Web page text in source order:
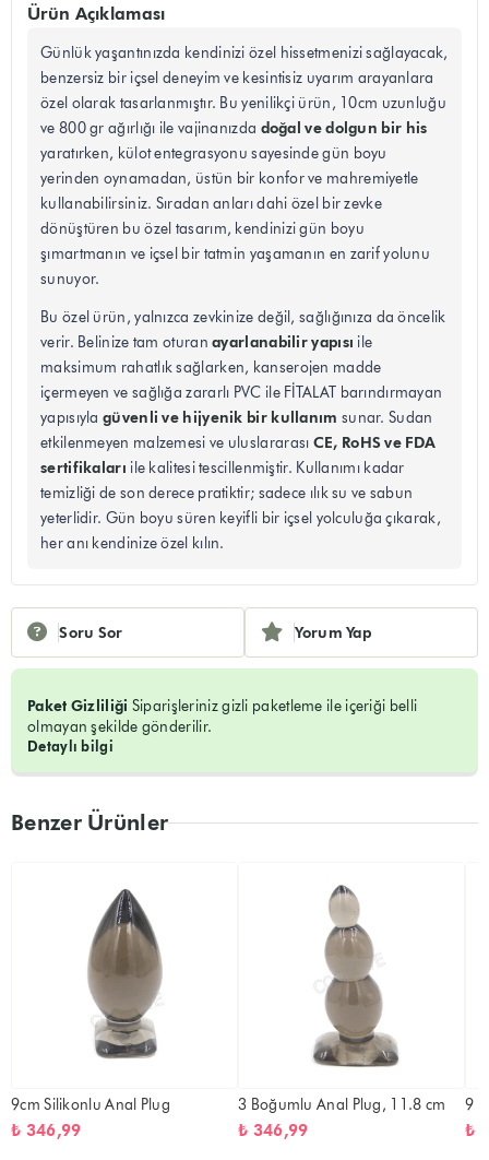
Soru Sor Yorum Yap
Paket Gizliliği Siparişleriniz gizli paketleme ile içeriği belli
olmayan şekilde gönderilir.
Detaylı bilgi
Ürün Açıklaması
Günlük yaşantınızda kendinizi özel hissetmenizi sağlayacak,
benzersiz bir içsel deneyim ve kesintisiz uyarım arayanlara
özel olarak tasarlanmıştır. Bu yenilikçi ürün, 10cm uzunluğu
ve 800 gr ağırlığı ile vajinanızda doğal ve dolgun bir his
yaratırken, külot entegrasyonu sayesinde gün boyu
yerinden oynamadan, üstün bir konfor ve mahremiyetle
kullanabilirsiniz. Sıradan anları dahi özel bir zevke
dönüştüren bu özel tasarım, kendinizi gün boyu
şımartmanın ve içsel bir tatmin yaşamanın en zarif yolunu
sunuyor.
Bu özel ürün, yalnızca zevkinize değil, sağlığınıza da öncelik
verir. Belinize tam oturanayarlanabilir yapısı ile
maksimum rahatlık sağlarken, kanserojen madde
içermeyen ve sağlığa zararlı PVC ile FİTALAT barındırmayan
yapısıyla güvenli ve hijyenik bir kullanım sunar. Sudan
etkilenmeyen malzemesi ve uluslararası CE, RoHS ve FDA
sertifikaları ile kalitesi tescillenmiştir. Kullanımı kadar
temizliği de son derece pratiktir; sadece ılık su ve sabun
yeterlidir. Gün boyu süren keyifli bir içsel yolculuğa çıkarak,
her anı kendinize özel kılın.
Benzer Ürünler
9cm Silikonlu Anal Plug
₺ 346,99
3 Boğumlu Anal Plug, 11.8 cm
₺ 346,99
9
₺